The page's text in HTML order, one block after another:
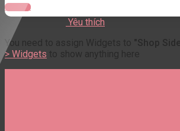
Đọc tiếp
Yêu thích
You need to assign Widgets to
"Shop
> Widgets to show anything here